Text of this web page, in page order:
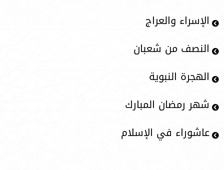
الإسراء والعراج
النصف من شعبان
الهجرة النبوية
شهر رمضان المبارك
عاشوراء في الإسلام